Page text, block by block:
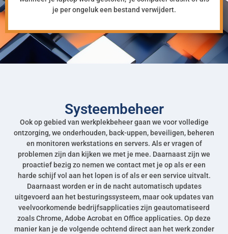
je per ongeluk een bestand verwijdert.
Systeembeheer
Ook op gebied van werkplekbeheer gaan we voor volledige
ontzorging, we onderhouden, back-uppen, beveiligen, beheren
en monitoren werkstations en servers. Als er vragen of
problemen zijn dan kijken we met je mee. Daarnaast zijn we
proactief bezig zo nemen we contact met je op als er een
harde schijf vol aan het lopen is of als er een service uitvalt.
Daarnaast worden er in de nacht automatisch updates
uitgevoerd aan het besturingssysteem, maar ook updates van
veelvoorkomende bedrijfsapplicaties zijn geautomatiseerd
zoals Chrome, Adobe Acrobat en Office applicaties. Op deze
manier kan je de volgende ochtend direct aan het werk zonder